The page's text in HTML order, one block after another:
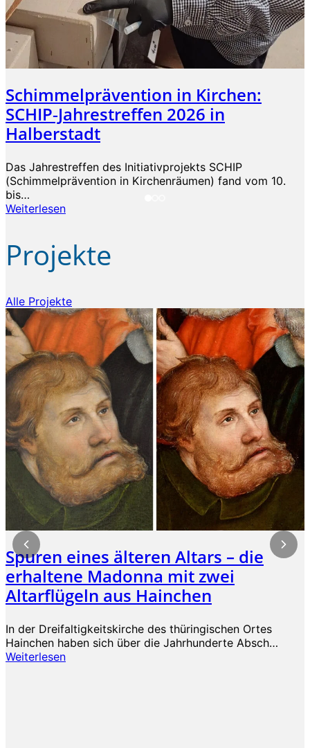
Schimmelprävention in Kirchen:
SCHIP‑Jahrestreffen 2026 in
Halberstadt
Das Jahrestreffen des Initiativprojekts SCHIP
(Schimmelprävention in Kirchenräumen) fand vom 10.
bis…
Weiterlesen
Projekte
Alle Projekte
Spuren eines älteren Altars – die
erhaltene Madonna mit zwei
Altarflügeln aus Hainchen
In der Dreifaltigkeitskirche des thüringischen Ortes
Hainchen haben sich über die Jahrhunderte Absch…
Weiterlesen